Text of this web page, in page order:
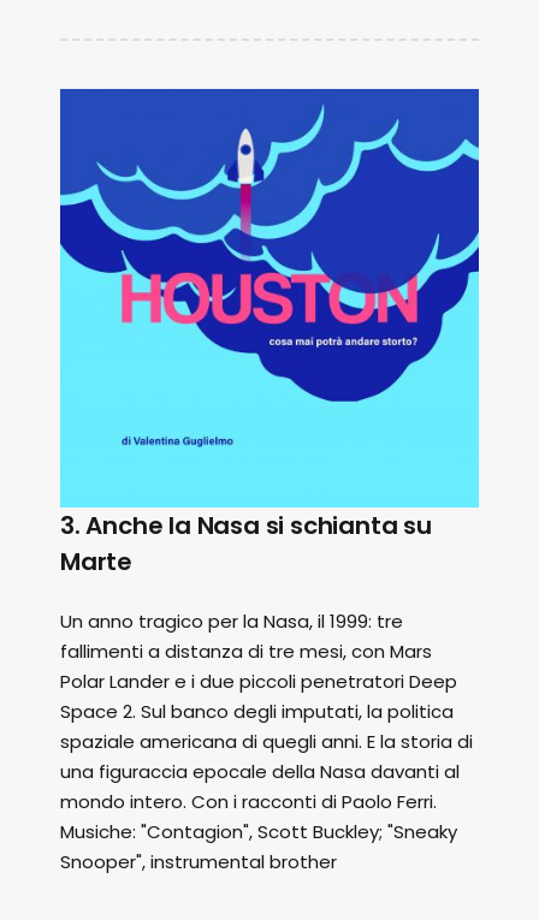
3. Anche la Nasa si schianta su
Marte
Un anno tragico per la Nasa, il 1999: tre
fallimenti a distanza di tre mesi, con Mars
Polar Lander e i due piccoli penetratori Deep
Space 2. Sul banco degli imputati, la politica
spaziale americana di quegli anni. E la storia di
una figuraccia epocale della Nasa davanti al
mondo intero. Con i racconti di Paolo Ferri.
Musiche: "Contagion", Scott Buckley; "Sneaky
Snooper", instrumental brother